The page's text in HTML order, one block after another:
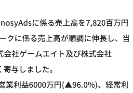
に係る売上高を7,820百万円
クに係る売上高が順調に伸長し、当
社ゲームエイト及び株式会社
与しました。
業利益6000万円(▲96.0%)、経常利